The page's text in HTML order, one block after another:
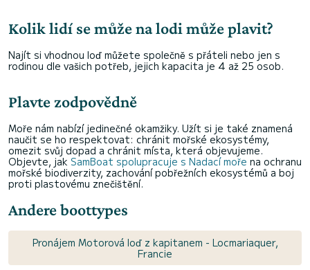
Kolik lidí se může na lodi může plavit?
Najít si vhodnou loď můžete společně s přáteli nebo jen s
rodinou dle vašich potřeb, jejich kapacita je 4 až 25 osob.
Plavte zodpovědně
Moře nám nabízí jedinečné okamžiky. Užít si je také znamená
naučit se ho respektovat: chránit mořské ekosystémy,
omezit svůj dopad a chránit místa, která objevujeme.
Objevte, jak SamBoat spolupracuje s Nadací moře na ochranu
mořské biodiverzity, zachování pobřežních ekosystémů a boj
proti plastovému znečištění.
Andere boottypes
Pronájem Motorová loď z kapitanem - Locmariaquer,
Francie